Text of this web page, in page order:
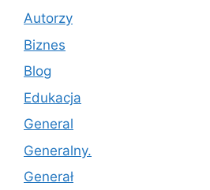
Autorzy
Biznes
Blog
Edukacja
General
Generalny.
Generał